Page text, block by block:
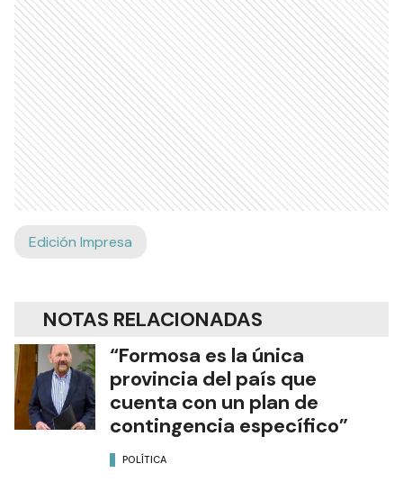
Edición Impresa
NOTAS RELACIONADAS
“Formosa es la única
provincia del país que
cuenta con un plan de
contingencia específico”
POLÍTICA